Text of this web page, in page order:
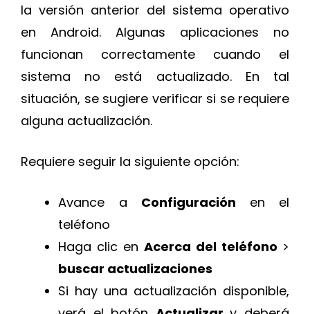
la versión anterior del sistema operativo
en Android. Algunas aplicaciones no
funcionan correctamente cuando el
sistema no está actualizado. En tal
situación, se sugiere verificar si se requiere
alguna actualización.
Requiere seguir la siguiente opción:
Avance a Configuración en el
teléfono
Haga clic en Acerca del teléfono >
buscar actualizaciones
Si hay una actualización disponible,